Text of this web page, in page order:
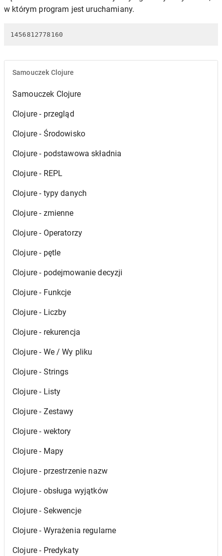
w którym program jest uruchamiany.
1456812778160
Samouczek Clojure
Samouczek Clojure
Clojure - przegląd
Clojure - Środowisko
Clojure - podstawowa składnia
Clojure - REPL
Clojure - typy danych
Clojure - zmienne
Clojure - Operatorzy
Clojure - pętle
Clojure - podejmowanie decyzji
Clojure - Funkcje
Clojure - Liczby
Clojure - rekurencja
Clojure - We / Wy pliku
Clojure - Strings
Clojure - Listy
Clojure - Zestawy
Clojure - wektory
Clojure - Mapy
Clojure - przestrzenie nazw
Clojure - obsługa wyjątków
Clojure - Sekwencje
Clojure - Wyrażenia regularne
Clojure - Predykaty